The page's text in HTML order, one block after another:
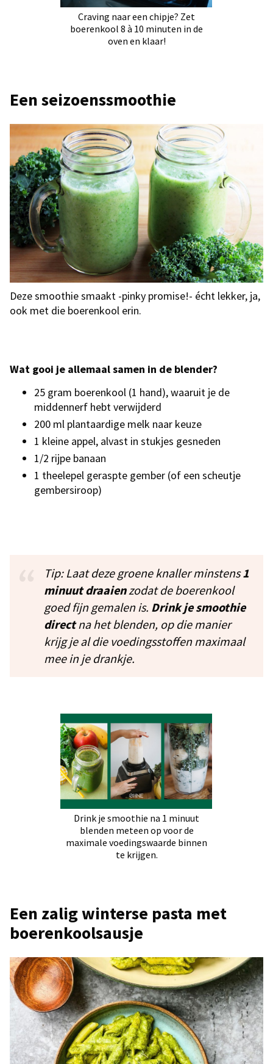
Craving naar een chipje? Zet
boerenkool 8 à 10 minuten in de
oven en klaar!
Een seizoenssmoothie
Deze smoothie smaakt -pinky promise!- écht lekker, ja,
ook met die boerenkool erin.
Wat gooi je allemaal samen in de blender?
25 gram boerenkool (1 hand), waaruit je de
middennerf hebt verwijderd
200 ml plantaardige melk naar keuze
1 kleine appel, alvast in stukjes gesneden
1/2 rijpe banaan
1 theelepel geraspte gember (of een scheutje
gembersiroop)
Tip: Laat deze groene knaller minstens1
minuut draaienzodat de boerenkool
goed fijn gemalen is. Drink je smoothie
directna het blenden, op die manier
krijg je al die voedingsstoffen maximaal
mee in je drankje.
Drink je smoothie na 1 minuut
blenden meteen op voor de
maximale voedingswaarde binnen
te krijgen.
Een zalig winterse pasta met
boerenkoolsausje